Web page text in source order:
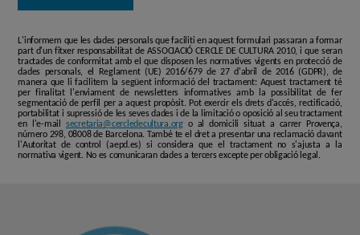
L'informem que les dades personals que faciliti en aquest formulari passaran a formar
part d'un fitxer responsabilitat de ASSOCIACIÓ CERCLE DE CULTURA 2010, i que seran
tractades de conformitat amb el que disposen les normatives vigents en protecció de
dades personals, el Reglament (UE) 2016/679 de 27 d'abril de 2016 (GDPR), de
manera que li facilitem la següent informació del tractament: Aquest tractament té
per finalitat l'enviament de newsletters informatives amb la possibilitat de fer
segmentació de perfil per a aquest propòsit. Pot exercir els drets d'accés, rectificació,
portabilitat i supressió de les seves dades i de la limitació o oposició al seu tractament
en l'e-mail secretaria@cercledecultura.orgo al domicili situat a carrer Provença,
número 298, 08008 de Barcelona. També te el dret a presentar una reclamació davant
l'Autoritat de control (aepd.es) si considera que el tractament no s'ajusta a la
normativa vigent. No es comunicaran dades a tercers excepte per obligació legal.